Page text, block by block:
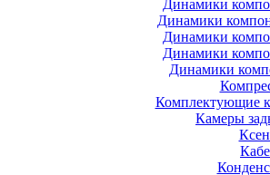
Динамики
Динамики
Динамики
Динамики
Динамики
Комплектующие
Камеры